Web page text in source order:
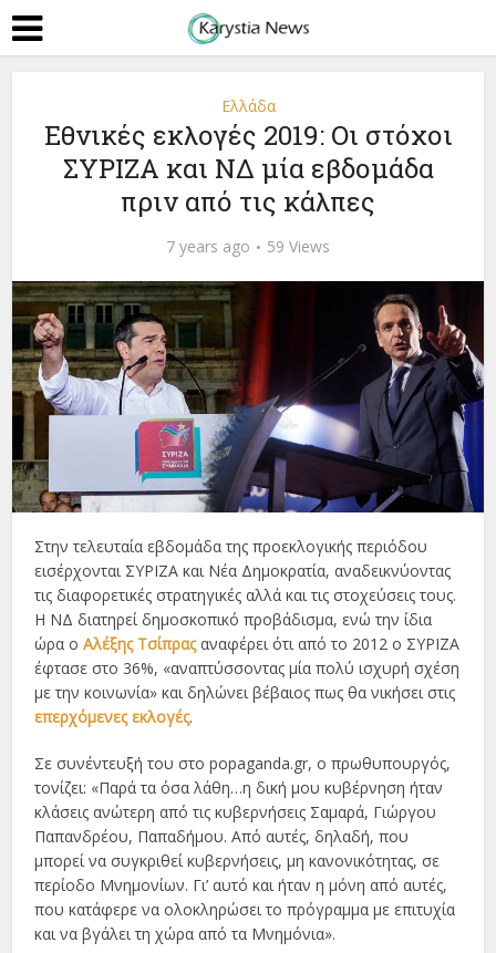
Ελλάδα
Εθνικές εκλογές 2019: Οι στόχοι
ΣΥΡΙΖΑ και ΝΔ μία εβδομάδα
πριν από τις κάλπες
7 years ago 59 Views
Στην τελευταία εβδομάδα της προεκλογικής περιόδου
εισέρχονται ΣΥΡΙΖΑ και Νέα Δημοκρατία, αναδεικνύοντας
τις διαφορετικές στρατηγικές αλλά και τις στοχεύσεις τους.
Η ΝΔ διατηρεί δημοσκοπικό προβάδισμα, ενώ την ίδια
ώρα οΑλέξης Τσίπραςαναφέρει ότι από το 2012 ο ΣΥΡΙΖΑ
έφτασε στο 36%, «αναπτύσσοντας μία πολύ ισχυρή σχέση
με την κοινωνία» και δηλώνει βέβαιος πως θα νικήσει στις
επερχόμενες εκλογές.
Σε συνέντευξή του στο popaganda.gr, ο πρωθυπουργός,
τονίζει: «Παρά τα όσα λάθη…η δική μου κυβέρνηση ήταν
κλάσεις ανώτερη από τις κυβερνήσεις Σαμαρά, Γιώργου
Παπανδρέου, Παπαδήμου. Από αυτές, δηλαδή, που
μπορεί να συγκριθεί κυβερνήσεις, μη κανονικότητας, σε
περίοδο Μνημονίων. Γι’ αυτό και ήταν η μόνη από αυτές,
που κατάφερε να ολοκληρώσει το πρόγραμμα με επιτυχία
και να βγάλει τη χώρα από τα Μνημόνια».